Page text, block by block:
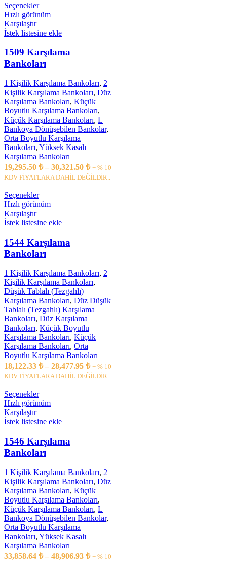
Seçenekler
Hızlı görünüm
Karşılaştır
İstek listesine ekle
1509 Karşılama
Bankoları
1 Kişilik Karşılama Bankoları, 2
Kişilik Karşılama Bankoları, Düz
Karşılama Bankoları, Küçük
Boyutlu Karşılama Bankoları,
Küçük Karşılama Bankoları, L
Bankoya Dönüşebilen Bankolar,
Orta Boyutlu Karşılama
Bankoları, Yüksek Kasalı
Karşılama Bankoları
19,295.50 ₺ – 30,321.50 ₺ + % 10
KDV FİYATLARA DAHİL DEĞİLDİR..
Seçenekler
Hızlı görünüm
Karşılaştır
İstek listesine ekle
1544 Karşılama
Bankoları
1 Kişilik Karşılama Bankoları, 2
Kişilik Karşılama Bankoları,
Düşük Tablalı (Tezgahlı)
Karşılama Bankoları, Düz Düşük
Tablalı (Tezgahlı) Karşılama
Bankoları, Düz Karşılama
Bankoları, Küçük Boyutlu
Karşılama Bankoları, Küçük
Karşılama Bankoları, Orta
Boyutlu Karşılama Bankoları
18,122.33 ₺ – 28,477.95 ₺ + % 10
KDV FİYATLARA DAHİL DEĞİLDİR..
Seçenekler
Hızlı görünüm
Karşılaştır
İstek listesine ekle
1546 Karşılama
Bankoları
1 Kişilik Karşılama Bankoları, 2
Kişilik Karşılama Bankoları, Düz
Karşılama Bankoları, Küçük
Boyutlu Karşılama Bankoları,
Küçük Karşılama Bankoları, L
Bankoya Dönüşebilen Bankolar,
Orta Boyutlu Karşılama
Bankoları, Yüksek Kasalı
Karşılama Bankoları
33,858.64 ₺ – 48,906.93 ₺ + % 10